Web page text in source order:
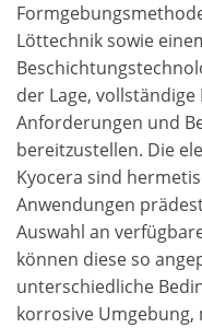
Löttechnik sowie
der Lage,
Anforderungen und
bereitzustellen. Die
Kyocera sind
Anwendungen
Auswahl an
können diese so
unterschiedliche
korrosive